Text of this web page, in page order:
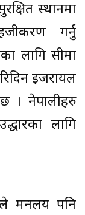
स्थानमा
गर्नु
लागि सीमा
इजरायल
। नेपालीहरु
लागि
मन्त्रालय पनि